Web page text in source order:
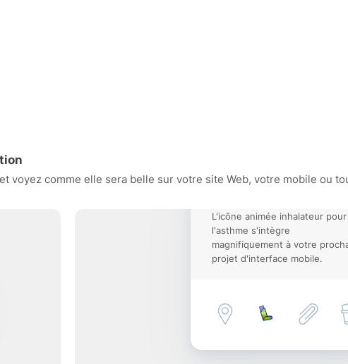
voyez comme elle sera belle sur votre site Web, votre mobile ou
L'icône animée inhalateur pour
l'asthme s'intègre
magnifiquement à votre
projet d'interface mobile.